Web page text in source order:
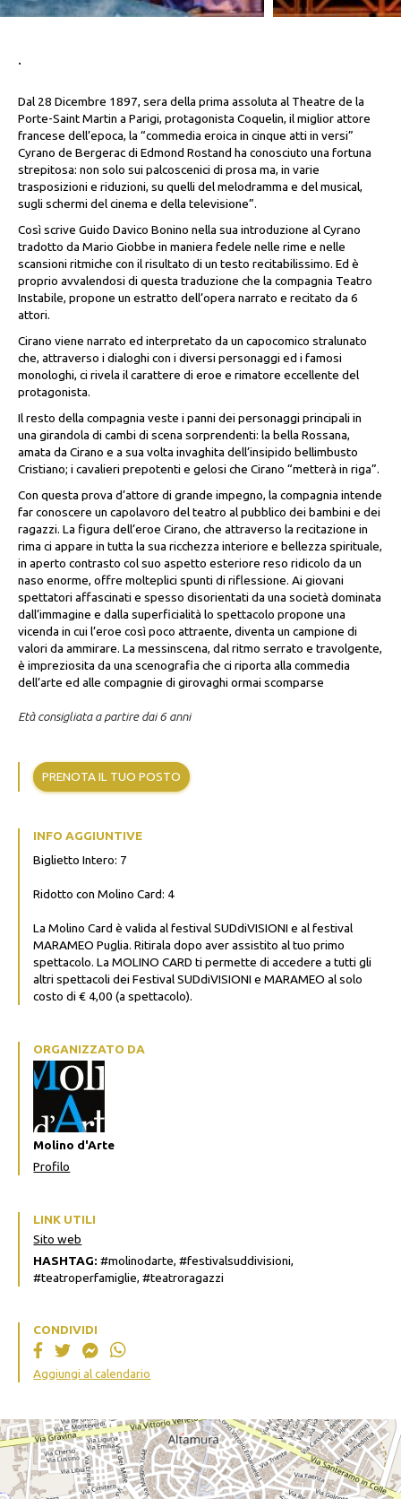
.
Dal 28 Dicembre 1897, sera della prima assoluta al Theatre de la
Porte-Saint Martin a Parigi, protagonista Coquelin, il miglior attore
francese dell’epoca, la “commedia eroica in cinque atti in versi”
Cyrano de Bergerac di Edmond Rostand ha conosciuto una fortuna
strepitosa: non solo sui palcoscenici di prosa ma, in varie
trasposizioni e riduzioni, su quelli del melodramma e del musical,
sugli schermi del cinema e della televisione”.
Così scrive Guido Davico Bonino nella sua introduzione al Cyrano
tradotto da Mario Giobbe in maniera fedele nelle rime e nelle
scansioni ritmiche con il risultato di un testo recitabilissimo. Ed è
proprio avvalendosi di questa traduzione che la compagnia Teatro
Instabile, propone un estratto dell’opera narrato e recitato da 6
attori.
Cirano viene narrato ed interpretato da un capocomico stralunato
che, attraverso i dialoghi con i diversi personaggi ed i famosi
monologhi, ci rivela il carattere di eroe e rimatore eccellente del
protagonista.
Il resto della compagnia veste i panni dei personaggi principali in
una girandola di cambi di scena sorprendenti: la bella Rossana,
amata da Cirano e a sua volta invaghita dell’insipido bellimbusto
Cristiano; i cavalieri prepotenti e gelosi che Cirano “metterà in riga”.
Con questa prova d’attore di grande impegno, la compagnia intende
far conoscere un capolavoro del teatro al pubblico dei bambini e dei
ragazzi. La figura dell’eroe Cirano, che attraverso la recitazione in
rima ci appare in tutta la sua ricchezza interiore e bellezza spirituale,
in aperto contrasto col suo aspetto esteriore reso ridicolo da un
naso enorme, offre molteplici spunti di riflessione. Ai giovani
spettatori affascinati e spesso disorientati da una società dominata
dall’immagine e dalla superficialità lo spettacolo propone una
vicenda in cui l’eroe così poco attraente, diventa un campione di
valori da ammirare. La messinscena, dal ritmo serrato e travolgente,
è impreziosita da una scenografia che ci riporta alla commedia
dell’arte ed alle compagnie di girovaghi ormai scomparse
Età consigliata a partire dai 6 anni
PRENOTA IL TUO POSTO
INFO AGGIUNTIVE
Biglietto Intero: 7
Ridotto con Molino Card: 4
La Molino Card è valida al festival SUDdiVISIONI e al festival
MARAMEO Puglia. Ritirala dopo aver assistito al tuo primo
spettacolo. La MOLINO CARD ti permette di accedere a tutti gli
altri spettacoli dei Festival SUDdiVISIONI e MARAMEO al solo
costo di € 4,00 (a spettacolo).
ORGANIZZATO DA
Molino d'Arte
Profilo
LINK UTILI
Sito web
HASHTAG: #molinodarte, #festivalsuddivisioni,
#teatroperfamiglie, #teatroragazzi
CONDIVIDI
Aggiungi al calendario